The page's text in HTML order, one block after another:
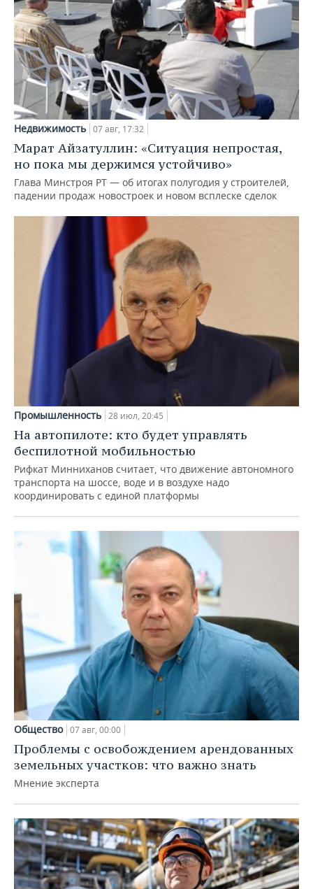
Недвижимость 07 авг, 17:32
Марат Айзатуллин: «Ситуация непростая,
но пока мы держимся устойчиво»
Глава Минстроя РТ — об итогах полугодия у строителей,
падении продаж новостроек и новом всплеске сделок
Промышленность 28 июл, 20:45
На автопилоте: кто будет управлять
беспилотной мобильностью
Рифкат Минниханов считает, что движение автономного
транспорта на шоссе, воде и в воздухе надо
координировать с единой платформы
Общество 07 авг, 00:00
Проблемы с освобождением арендованных
земельных участков: что важно знать
Мнение эксперта